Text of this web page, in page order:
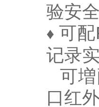
验安
♦ 可配
记录
可
口红